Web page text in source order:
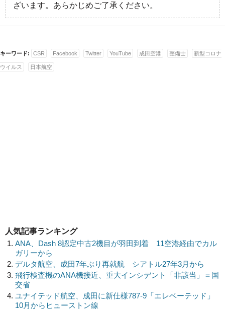
ざいます。あらかじめご了承ください。
キーワード: CSR Facebook Twitter YouTube 成田空港 整備士 新型コロナ
ウイルス 日本航空
人気記事ランキング
ANA、Dash 8認定中古2機目が羽田到着 11空港経由でカル
ガリーから
デルタ航空、成田7年ぶり再就航 シアトル27年3月から
飛行検査機のANA機接近、重大インシデント「非該当」＝国
交省
ユナイテッド航空、成田に新仕様787-9「エレベーテッド」
10月からヒューストン線